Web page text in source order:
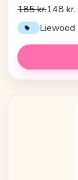
185 kr.148 kr.
Liewood